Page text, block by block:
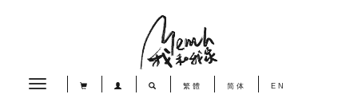
Toggle
繁體 简体 EN